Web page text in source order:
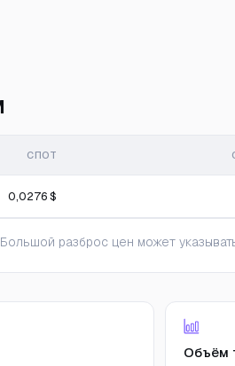
СПОТ
0,0276 $
разброс цен может
Объём